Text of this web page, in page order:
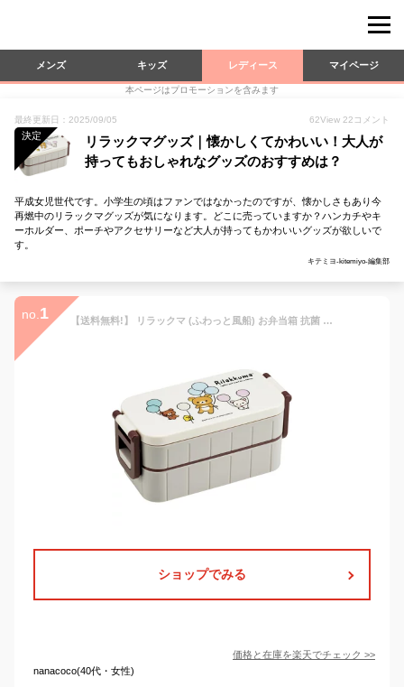
メンズ キッズ レディース マイページ
本ページはプロモーションを含みます
最終更新日：2025/09/05 62View 22 コメント
決定
リラックマグッズ｜懐かしくてかわいい！大人が
持ってもおしゃれなグッズのおすすめは？
平成女児世代です。小学生の頃はファンではなかったのですが、懐かしさもあり今
再燃中のリラックマグッズが気になります。どこに売っていますか？ハンカチやキ
ーホルダー、ポーチやアクセサリーなど大人が持ってもかわいいグッズが欲しいで
す。
キテミヨ-kitemiyo-編集部
no. 1 【送料無料!】 リラックマ (ふわっと風船) お弁当箱 抗菌 箸付き 2段タイトランチボックス 600ml YZW3AG
ショップでみる
価格と在庫を楽天でチェック >>
nanacoco(40代・女性)